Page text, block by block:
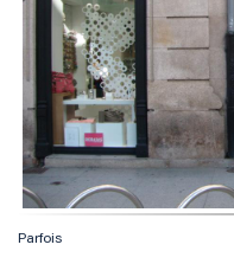
Parfois